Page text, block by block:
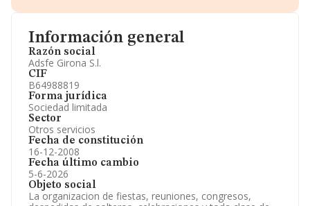
Información general
Razón social
Adsfe Girona S.l.
CIF
B64988819
Forma jurídica
Sociedad limitada
Sector
Otros servicios
Fecha de constitución
16-12-2008
Fecha último cambio
5-6-2026
Objeto social
La organizacion de fiestas, reuniones, congresos,
Información oficial y registral complementaria.